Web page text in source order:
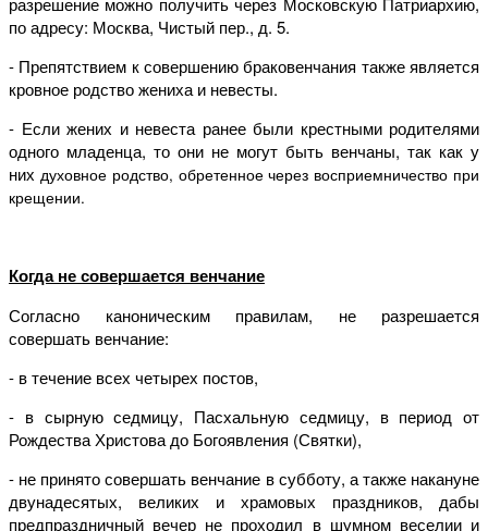
по адресу: Москва, Чистый пер., д. 5.
- Препятствием к совершению браковенчания также является
кровное родство жениха и невесты.
- Если жених и невеста ранее были крестными родителями
одного младенца, то они не могут быть венчаны, так как у
них духовноеродство, обретенное через восприемничество при
крещении.
Когда не совершается венчание
Согласно каноническим правилам, не разрешается
совершать венчание:
- в течение всех четырех постов,
- в сырную седмицу, Пасхальную седмицу, в период от
Рождества Христова до Богоявления (Святки),
- не принято совершать венчание в субботу, а также накануне
двунадесятых, великих и храмовых праздников, дабы
предпраздничный вечер не проходил в шумном веселии и